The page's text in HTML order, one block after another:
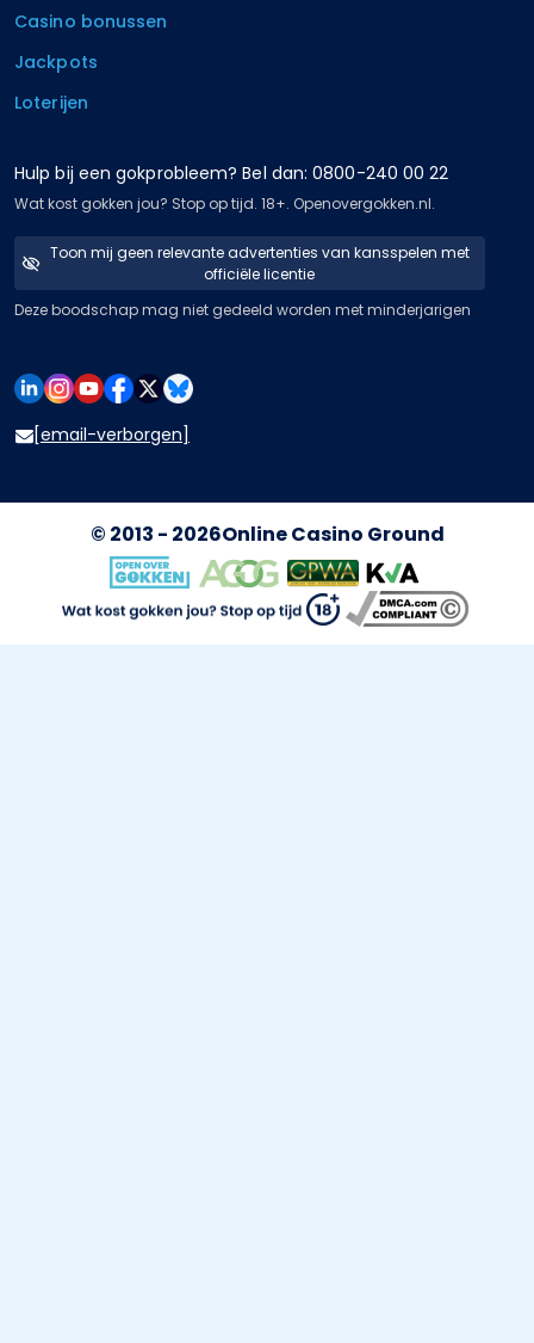
Casino bonussen
Jackpots
Loterijen
Hulp bij een gokprobleem? Bel dan: 0800-240 00 22
Wat kost gokken jou? Stop op tijd. 18+. Openovergokken.nl.
Toon mij geen relevante advertenties van kansspelen met
officiële licentie
Deze boodschap mag niet gedeeld worden met minderjarigen
[email-verborgen]
© 2013 - 2026Online Casino Ground